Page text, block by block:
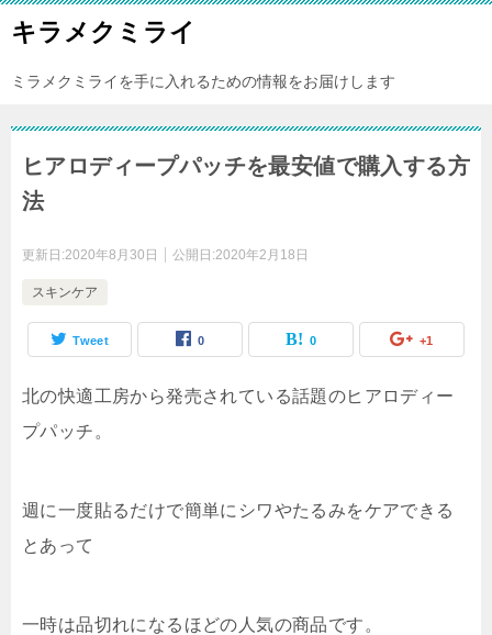
キラメクミライ
ミラメクミライを手に入れるための情報をお届けします
ヒアロディープパッチを最安値で購入する方
法
更新日:2020年8月30日 公開日:2020年2月18日
スキンケア
Tweet 0 0 +1
北の快適工房から発売されている話題のヒアロディー
プパッチ。
週に一度貼るだけで簡単にシワやたるみをケアできる
とあって
一時は品切れになるほどの人気の商品です。